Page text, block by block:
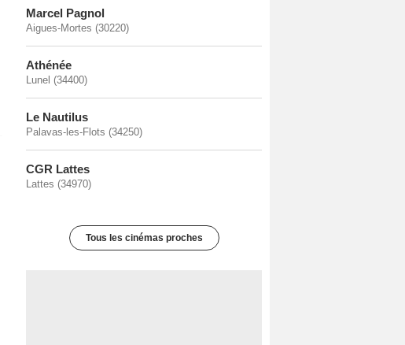
Marcel Pagnol
Aigues-Mortes (30220)
Athénée
Lunel (34400)
Le Nautilus
Palavas-les-Flots (34250)
CGR Lattes
Lattes (34970)
Tous les cinémas proches